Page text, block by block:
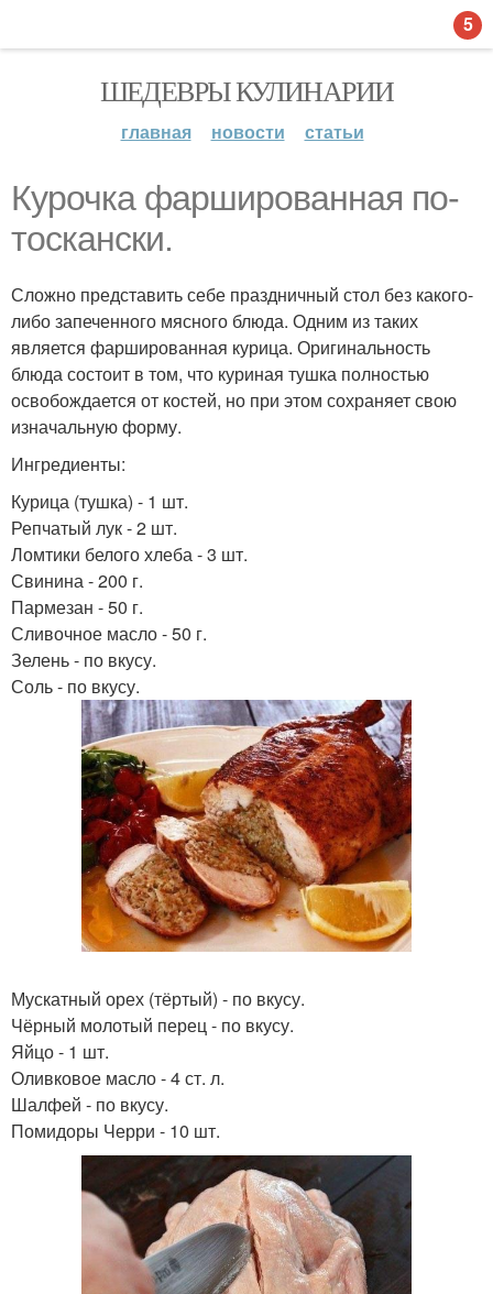
ШЕДЕВРЫ КУЛИНАРИИ
главная новости статьи
Курочка фаршированная по-
тоскански.
Сложно представить себе праздничный стол без какого-
либо запеченного мясного блюда. Одним из таких
является фаршированная курица. Оригинальность
блюда состоит в том, что куриная тушка полностью
освобождается от костей, но при этом сохраняет свою
изначальную форму.
Ингредиенты:
Курица (тушка) - 1 шт.
Репчатый лук - 2 шт.
Ломтики белого хлеба - 3 шт.
Свинина - 200 г.
Пармезан - 50 г.
Сливочное масло - 50 г.
Зелень - по вкусу.
Соль - по вкусу.
Мускатный орех (тёртый) - по вкусу.
Чёрный молотый перец - по вкусу.
Яйцо - 1 шт.
Оливковое масло - 4 ст. л.
Шалфей - по вкусу.
Помидоры Черри - 10 шт.
5